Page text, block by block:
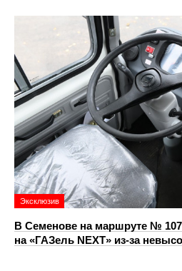
Эксклюзив
В Семенове на маршруте №
на «ГАЗель NEXT» из‑за